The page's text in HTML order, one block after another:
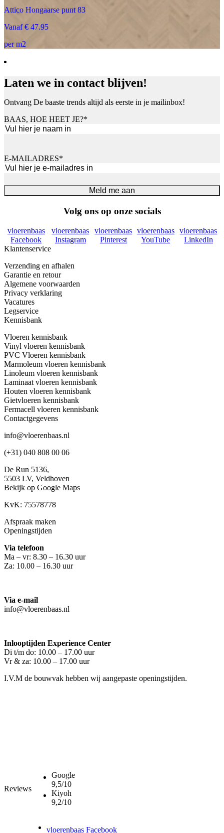
Attico Hongaarse punt 83
Vanaf € 47.95
per m2
Laten we in contact blijven!
Ontvang De baaste trends altijd als eerste in je mailinbox!
BAAS, HOE HEET JE?*
E-MAILADRES*
Meld me aan
Volg ons op onze socials
vloerenbaas
Facebook
vloerenbaas
Instagram
vloerenbaas
Pinterest
vloerenbaas
YouTube
vloerenbaas
LinkedIn
Klantenservice
Verzending en afhalen
Garantie en retour
Algemene voorwaarden
Privacy verklaring
Vacatures
Legservice
Kennisbank
Vloeren kennisbank
Vinyl vloeren kennisbank
PVC Vloeren kennisbank
Marmoleum vloeren kennisbank
Linoleum vloeren kennisbank
Laminaat vloeren kennisbank
Houten vloeren kennisbank
Gietvloeren kennisbank
Fermacell vloeren kennisbank
Contactgegevens
info@vloerenbaas.nl
(+31) 040 808 00 06
De Run 5136,
5503 LV, Veldhoven
Bekijk op Google Maps
KvK: 75578778
Afspraak maken
Openingstijden
Via telefoon
Ma – vr: 8.30 – 16.30 uur
Za: 10.00 – 16.30 uur
Via e-mail
info@vloerenbaas.nl
Inlooptijden Experience Center
Di t/m do: 10.00 – 17.00 uur
Vr & za: 10.00 – 17.00 uur
I.V.M de bouwvak hebben wij aangepaste openingstijden.
Reviews
Google
9,5/10
Kiyoh
9,2/10
vloerenbaas Facebook